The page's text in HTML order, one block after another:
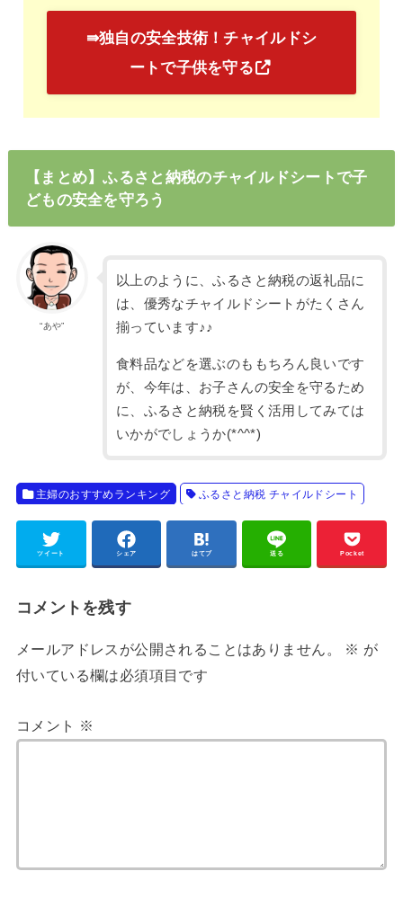
⇛独自の安全技術！チャイルドシ
ートで子供を守る
【まとめ】ふるさと納税のチャイルドシートで子
どもの安全を守ろう
“あや”
以上のように、ふるさと納税の返礼品に
は、優秀なチャイルドシートがたくさん
揃っています♪♪
食料品などを選ぶのももちろん良いです
が、今年は、お子さんの安全を守るため
に、ふるさと納税を賢く活用してみては
いかがでしょうか(*^^*)
主婦のおすすめランキング ふるさと納税 チャイルドシート
ツイート シェア はてブ 送る Pocket
コメントを残す
メールアドレスが公開されることはありません。 ※ が
付いている欄は必須項目です
コメント ※